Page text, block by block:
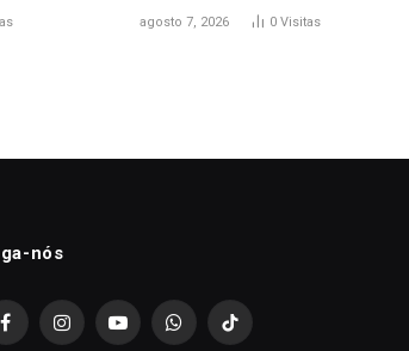
agosto 7, 2026 0 Visitas
nós
FacebookInstagramYouTubeWhatsAppTikTok